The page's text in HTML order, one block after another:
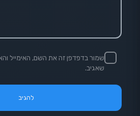
שמור בדפדפן זה את השם, האימייל
שאגיב.